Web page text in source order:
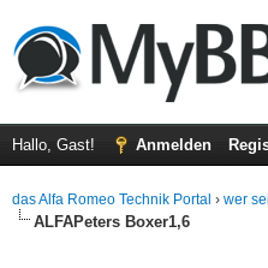
Hallo, Gast! Anmelden
das Alfa Romeo Technik Portal › wer
ALFAPeters Boxer1,6